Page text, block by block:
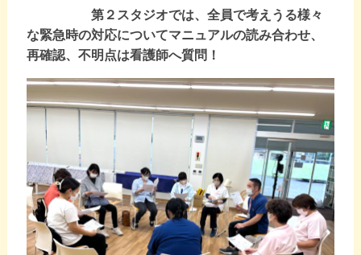
第２スタジオでは、全員で考えうる様々
な緊急時の対応についてマニュアルの読み合わせ、
再確認、不明点は看護師へ質問！